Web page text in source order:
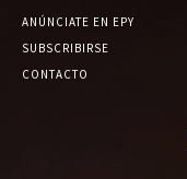
ANÚNCIATE EN EPY
SUBSCRIBIRSE
CONTACTO